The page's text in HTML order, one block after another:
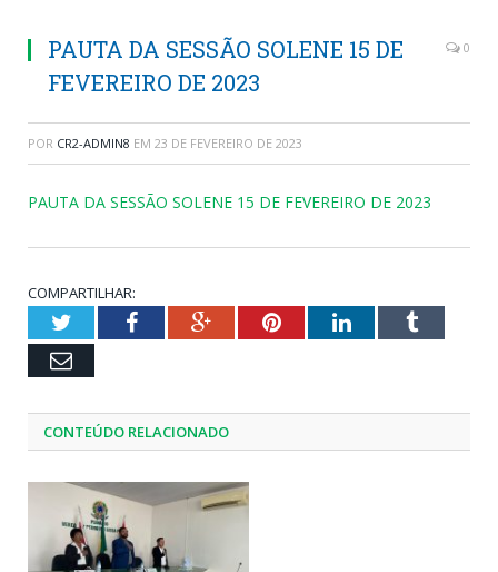
PAUTA DA SESSÃO SOLENE 15 DE
FEVEREIRO DE 2023
0
POR CR2-ADMIN8 EM 23 DE FEVEREIRO DE 2023
PAUTA DA SESSÃO SOLENE 15 DE FEVEREIRO DE 2023
COMPARTILHAR:
TwitterFacebookGoogle+PinterestLinkedInTumblr
Email
CONTEÚDO RELACIONADO